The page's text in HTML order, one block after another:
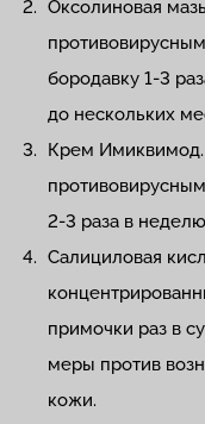
Оксолиновая
бородавку 1-3
до нескольких
Крем
2-3 раза в
Салициловая
примочки раз в
меры против
кожи.